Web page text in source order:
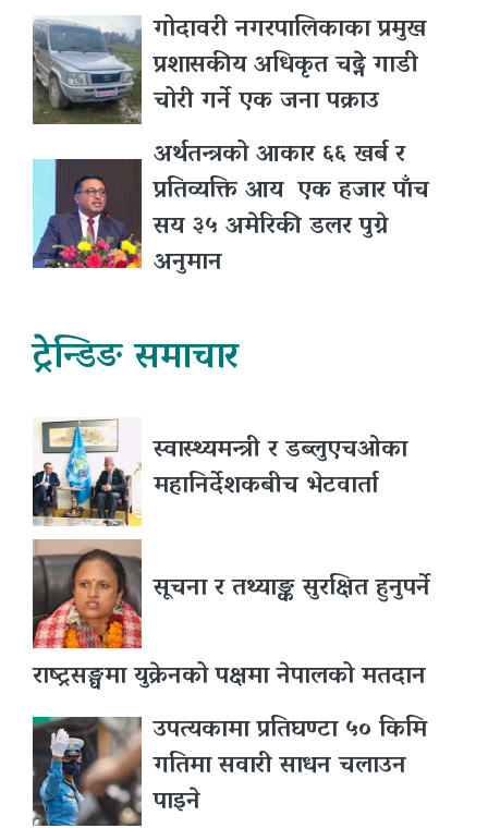
गोदावरी नगरपालिकाका प्रमुख
प्रशासकीय अधिकृत चढ्ने गाडी
चोरी गर्ने एक जना पक्राउ
अर्थतन्त्रको आकार ६६ खर्ब र
प्रतिव्यक्ति आय एक हजार पाँच
सय ३५ अमेरिकी डलर पुग्ने
अनुमान
ट्रेन्डिङ समाचार
स्वास्थ्यमन्त्री र डब्लुएचओका
महानिर्देशकबीच भेटवार्ता
सूचना र तथ्याङ्क सुरक्षित हुनुपर्ने
राष्ट्रसङ्घमा युक्रेनको पक्षमा नेपालको मतदान
उपत्यकामा प्रतिघण्टा ५० किमि
गतिमा सवारी साधन चलाउन
पाइने